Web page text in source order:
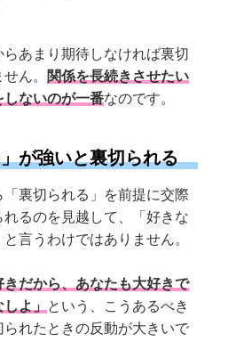
あまり期待しなければ裏切
ん。
関係を長続きさせたい
ないのが一番なのです。
が強いと裏切られる
「裏切られる」を前提に交際
るのを見越して、「好きな
言うわけではありません。
きだから、あなたも大好きで
よ」
という、こうあるべき
れたときの反動が大きいで